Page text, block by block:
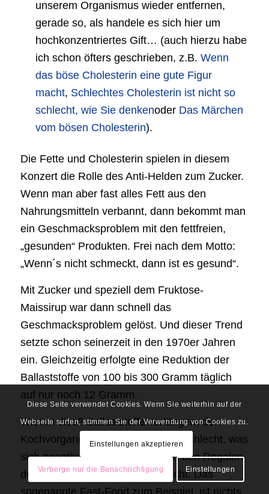
unserem Organismus wieder entfernen,
gerade so, als handele es sich hier um
hochkonzentriertes Gift… (auch hierzu habe
ich schon öfters geschrieben, z.B. Wenn
das böse Cholesterin eine gute Figur
macht, Schlechtes Cholesterin ist nicht so
schlecht, wie Sie denkenoder Das Märchen
vom bösen Cholesterin).
Die Fette und Cholesterin spielen in diesem
Konzert die Rolle des Anti-Helden zum Zucker.
Wenn man aber fast alles Fett aus den
Nahrungsmitteln verbannt, dann bekommt man
ein Geschmacksproblem mit den fettfreien,
„gesunden“ Produkten. Frei nach dem Motto:
„Wenn´s nicht schmeckt, dann ist es gesund“.
Mit Zucker und speziell dem Fruktose-
Maissirup war dann schnell das
Geschmacksproblem gelöst. Und dieser Trend
setzte schon seinerzeit in den 1970er Jahren
ein. Gleichzeitig erfolgte eine Reduktion der
Ballaststoffe von 100 bis 300 Gramm täglich
auf nur noch 12 Gramm.
Warum dies? Ballaststoffe verlängern den
Kochvorgang und werden schnell schlecht, was
sich negativ auf die Haltbarkeit in den Regalen
der Supermärkte bemerkbar macht. Das
sogenannte Fast-Food zum Beispiel ist nichts
Diese Seite verwendet Cookies. Wenn Sie weiterhin auf der
Webseite surfen, stimmen Sie der Verwendung von Cookies zu.
Einstellungen akzeptieren
Verberge nur die Benachrichtigung Einstellungen